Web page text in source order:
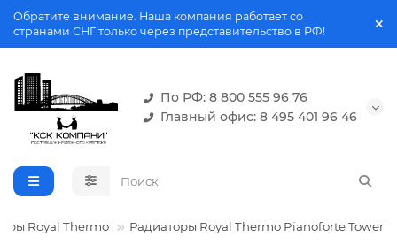
Обратите внимание. Наша компания работает со
странами СНГ только через представительство в РФ!
По РФ: 8 800 555 96 76
Главный офис: 8 495 401 96 46
Royal Thermo Радиаторы Royal Thermo Pianoforte Tower